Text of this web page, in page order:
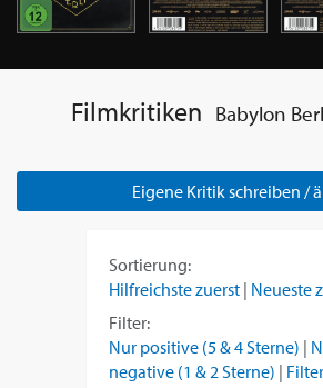
Filmkritiken Babylon
Eigene Kritik schreiben /
Sortierung:
Hilfreichste zuerst | Neueste
Filter:
Nur positive (5 & 4 Sterne) |
negative (1 & 2 Sterne) | Filter